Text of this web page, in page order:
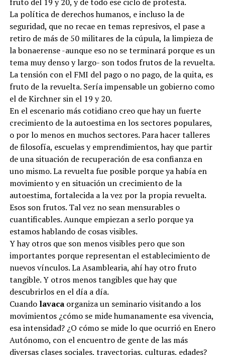
La política de derechos humanos, e incluso la de
seguridad, que no recae en temas represivos, el pase a
retiro de más de 50 militares de la cúpula, la limpieza de
la bonaerense -aunque eso no se terminará porque es un
tema muy denso y largo- son todos frutos de la revuelta.
La tensión con el FMI del pago o no pago, de la quita, es
fruto de la revuelta. Sería impensable un gobierno como
el de Kirchner sin el 19 y 20.
En el escenario más cotidiano creo que hay un fuerte
crecimiento de la autoestima en los sectores populares,
o por lo menos en muchos sectores. Para hacer talleres
de filosofía, escuelas y emprendimientos, hay que partir
de una situación de recuperación de esa confianza en
uno mismo. La revuelta fue posible porque ya había en
movimiento y en situación un crecimiento de la
autoestima, fortalecida a la vez por la propia revuelta.
Esos son frutos. Tal vez no sean mensurables o
cuantificables. Aunque empiezan a serlo porque ya
estamos hablando de cosas visibles.
Y hay otros que son menos visibles pero que son
importantes porque representan el establecimiento de
nuevos vínculos. La Asamblearia, ahí hay otro fruto
tangible. Y otros menos tangibles que hay que
descubrirlos en el día a día.
Cuando lavacaorganiza un seminario visitando a los
movimientos ¿cómo se mide humanamente esa vivencia,
esa intensidad? ¿O cómo se mide lo que ocurrió en Enero
Autónomo, con el encuentro de gente de las más
diversas clases sociales, trayectorias, culturas, edades?